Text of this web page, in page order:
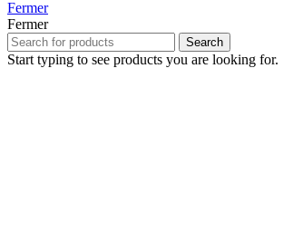
Fermer
Fermer
Search
Start typing to see products you are looking for.